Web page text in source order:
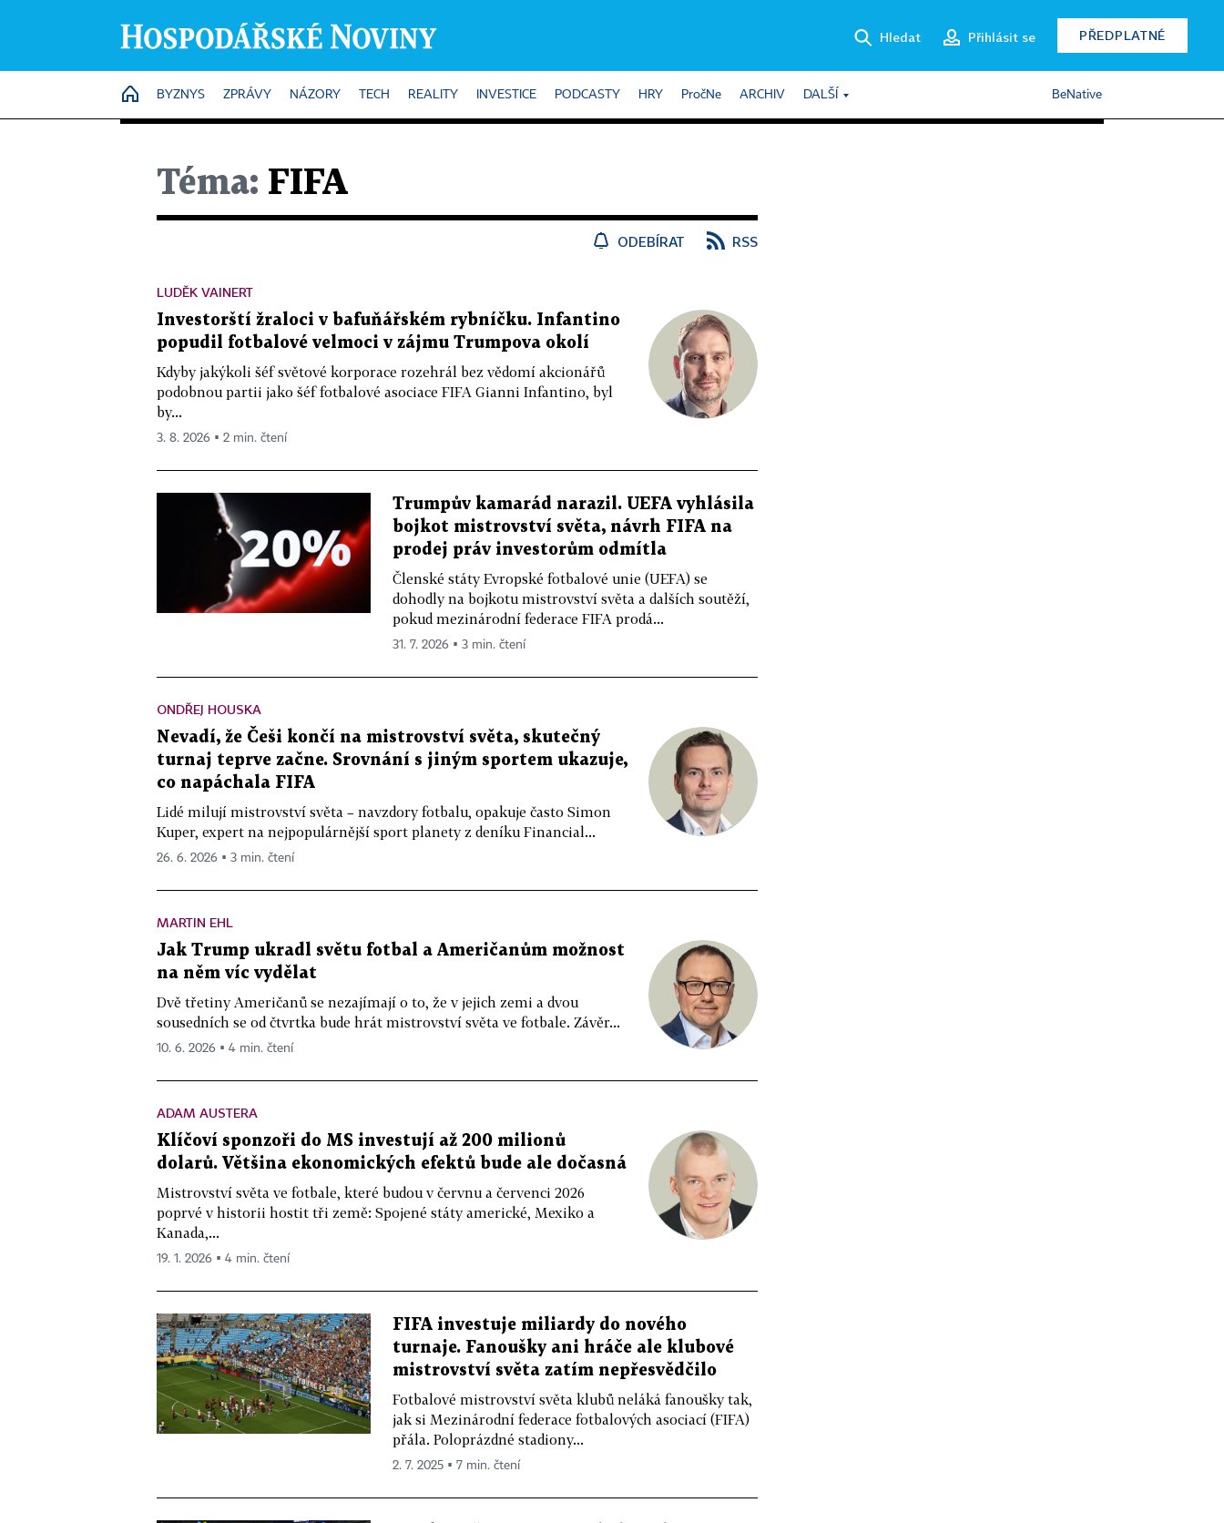
Hledat Přihlásit se PŘEDPLATNÉ
HOME
BYZNYS ZPRÁVY NÁZORY TECH REALITY INVESTICE PODCASTY HRY PročNe ARCHIV DALŠÍ BeNative
Téma: FIFA
ODEBÍRAT RSS
LUDĚK VAINERT
Investorští žraloci v bafuňářském rybníčku. Infantino
popudil fotbalové velmoci v zájmu Trumpova okolí
Kdyby jakýkoli šéf světové korporace rozehrál bez vědomí akcionářů
podobnou partii jako šéf fotbalové asociace FIFA Gianni Infantino, byl
by...
3. 8. 2026 ▪ 2 min. čtení
Trumpův kamarád narazil. UEFA vyhlásila
bojkot mistrovství světa, návrh FIFA na
prodej práv investorům odmítla
Členské státy Evropské fotbalové unie (UEFA) se
dohodly na bojkotu mistrovství světa a dalších soutěží,
pokud mezinárodní federace FIFA prodá...
31. 7. 2026 ▪ 3 min. čtení
ONDŘEJ HOUSKA
Nevadí, že Češi končí na mistrovství světa, skutečný
turnaj teprve začne. Srovnání s jiným sportem ukazuje,
co napáchala FIFA
Lidé milují mistrovství světa – navzdory fotbalu, opakuje často Simon
Kuper, expert na nejpopulárnější sport planety z deníku Financial...
26. 6. 2026 ▪ 3 min. čtení
MARTIN EHL
Jak Trump ukradl světu fotbal a Američanům možnost
na něm víc vydělat
Dvě třetiny Američanů se nezajímají o to, že v jejich zemi a dvou
sousedních se od čtvrtka bude hrát mistrovství světa ve fotbale. Závěr...
10. 6. 2026 ▪ 4 min. čtení
ADAM AUSTERA
Klíčoví sponzoři do MS investují až 200 milionů
dolarů. Většina ekonomických efektů bude ale dočasná
Mistrovství světa ve fotbale, které budou v červnu a červenci 2026
poprvé v historii hostit tři země: Spojené státy americké, Mexiko a
Kanada,...
19. 1. 2026 ▪ 4 min. čtení
FIFA investuje miliardy do nového
turnaje. Fanoušky ani hráče ale klubové
mistrovství světa zatím nepřesvědčilo
Fotbalové mistrovství světa klubů neláká fanoušky tak,
jak si Mezinárodní federace fotbalových asociací (FIFA)
přála. Poloprázdné stadiony...
2. 7. 2025 ▪ 7 min. čtení